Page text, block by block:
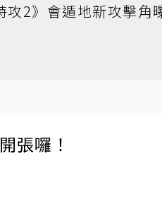
2》會遁地新攻擊角
張囉！